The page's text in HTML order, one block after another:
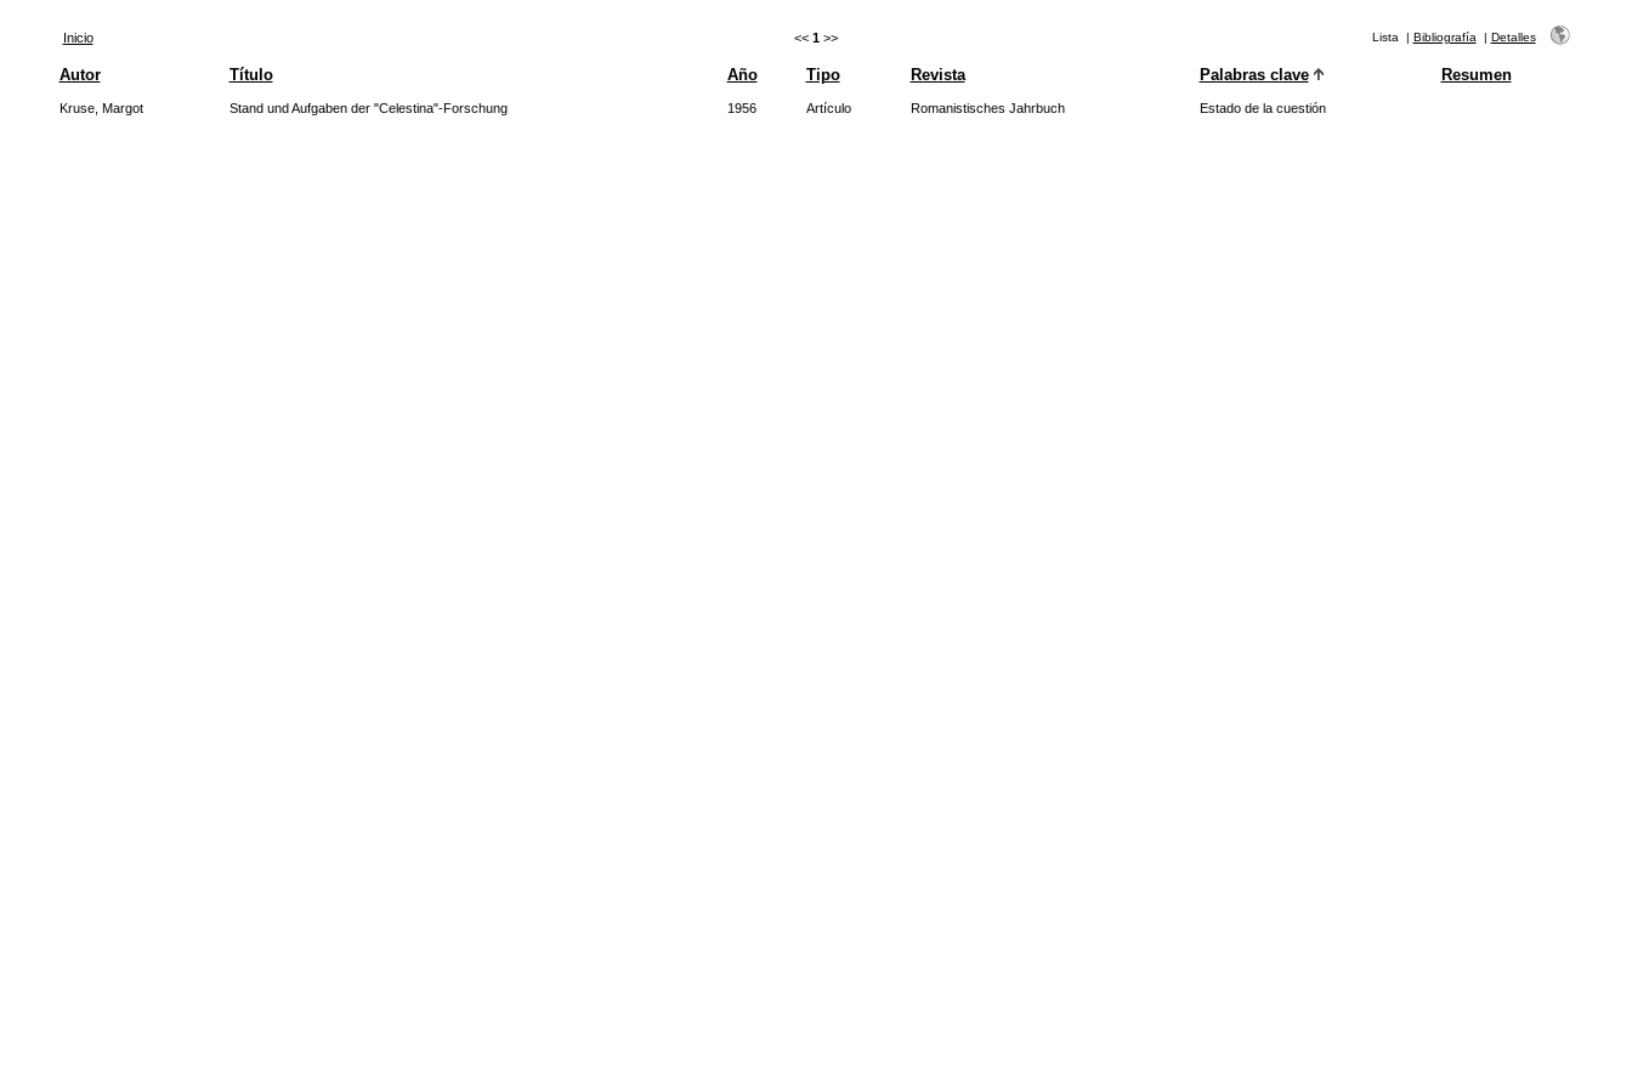
Inicio << 1 >> Lista | Bibliografía | Detalles
Autor Título Año Tipo Revista Palabras clave Resumen
Kruse, Margot Stand und Aufgaben der "Celestina"-Forschung 1956 Artículo Romanistisches Jahrbuch Estado de la cuestión